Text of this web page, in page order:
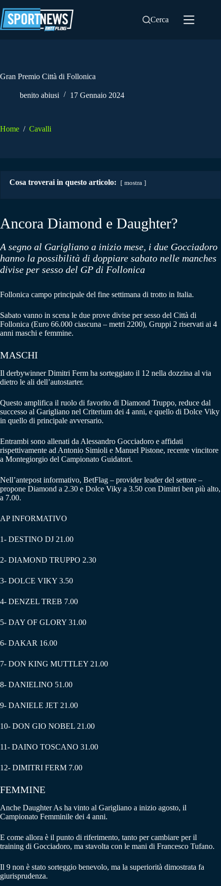
al
contenuto
Cerca
Gran Premio Città di Follonica
benito abiusi 17 Gennaio 2024
Home / Cavalli
Cosa troverai in questo articolo: mostra
Ancora Diamond e Daughter?
A segno al Garigliano a inizio mese, i due Gocciadoro
hanno la possibilità di doppiare sabato nelle manches
divise per sesso del GP di Follonica
Follonica campo principale del fine settimana di trotto in Italia.
Sabato vanno in scena le due prove divise per sesso del Città di
Follonica (Euro 66.000 ciascuna – metri 2200), Gruppi 2 riservati ai 4
anni maschi e femmine.
MASCHI
Il derbywinner Dimitri Ferm ha sorteggiato il 12 nella dozzina al via
dietro le ali dell’autostarter.
Questo amplifica il ruolo di favorito di Diamond Truppo, reduce dal
successo al Garigliano nel Criterium dei 4 anni, e quello di Dolce Viky
in quello di principale avversario.
Entrambi sono allenati da Alessandro Gocciadoro e affidati
rispettivamente ad Antonio Simioli e Manuel Pistone, recente vincitore
a Montegiorgio del Campionato Guidatori.
Nell’antepost informativo, BetFlag – provider leader del settore –
propone Diamond a 2.30 e Dolce Viky a 3.50 con Dimitri ben più alto,
a 7.00.
AP INFORMATIVO
1- DESTINO DJ 21.00
2- DIAMOND TRUPPO 2.30
3- DOLCE VIKY 3.50
4- DENZEL TREB 7.00
5- DAY OF GLORY 31.00
6- DAKAR 16.00
7- DON KING MUTTLEY 21.00
8- DANIELINO 51.00
9- DANIELE JET 21.00
10- DON GIO NOBEL 21.00
11- DAINO TOSCANO 31.00
12- DIMITRI FERM 7.00
FEMMINE
Anche Daughter As ha vinto al Garigliano a inizio agosto, il
Campionato Femminile dei 4 anni.
E come allora è il punto di riferimento, tanto per cambiare per il
training di Gocciadoro, ma stavolta con le mani di Francesco Tufano.
Il 9 non è stato sorteggio benevolo, ma la superiorità dimostrata fa
giurisprudenza.